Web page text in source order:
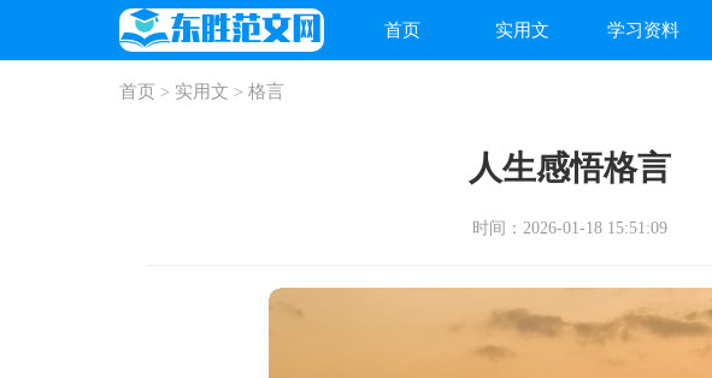
首页 实用文 学习资料
首页 > 实用文 > 格言
人生感悟格言
时间：2026-01-18 15:51:09